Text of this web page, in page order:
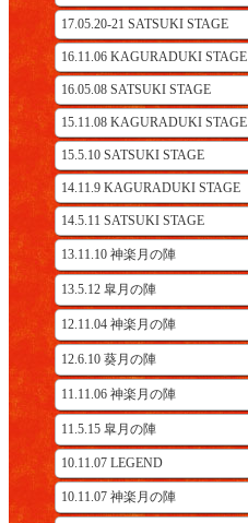
17.05.20-21 SATSUKI STAGE
16.11.06 KAGURADUKI STAGE
16.05.08 SATSUKI STAGE
15.11.08 KAGURADUKI STAGE
15.5.10 SATSUKI STAGE
14.11.9 KAGURADUKI STAGE
14.5.11 SATSUKI STAGE
13.11.10 神楽月の陣
13.5.12 皐月の陣
12.11.04 神楽月の陣
12.6.10 葵月の陣
11.11.06 神楽月の陣
11.5.15 皐月の陣
10.11.07 LEGEND
10.11.07 神楽月の陣